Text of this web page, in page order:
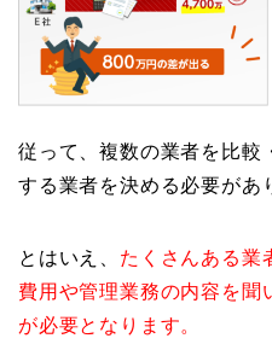
従って、複数の業者を比較
する業者を決める必要があ
とはいえ、 たくさんある業
費用や管理業務の内容を聞
が必要となります。